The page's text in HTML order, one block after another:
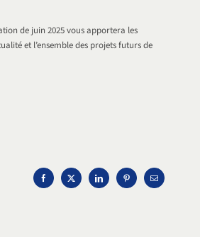
de juin 2025 vous apportera les
et l’ensemble des projets futurs de